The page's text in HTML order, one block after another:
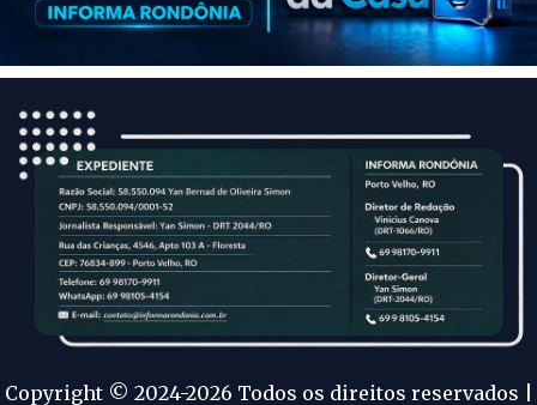
Copyright © 2024-2026 Todos os direitos reservados |